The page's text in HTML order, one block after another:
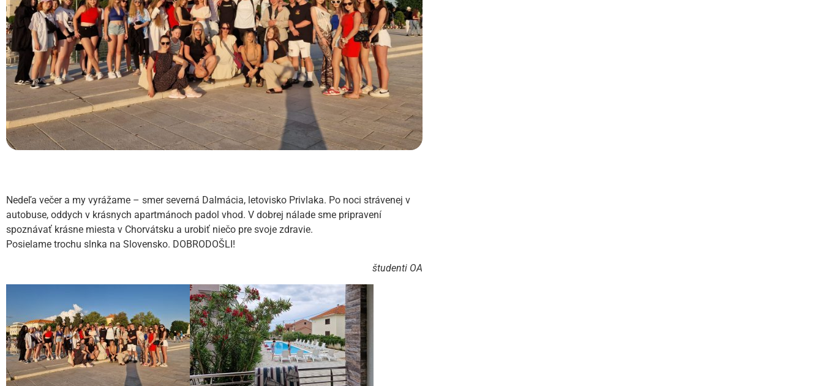
Nedeľa večer a my vyrážame – smer severná Dalmácia, letovisko Privlaka. Po noci strávenej v
autobuse, oddych v krásnych apartmánoch padol vhod. V dobrej nálade sme pripravení
spoznávať krásne miesta v Chorvátsku a urobiť niečo pre svoje zdravie.
Posielame trochu slnka na Slovensko. DOBRODOŠLI!
študenti OA